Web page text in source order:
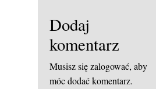
Dodaj
komentarz
Musisz sięzalogować, aby
móc dodać komentarz.